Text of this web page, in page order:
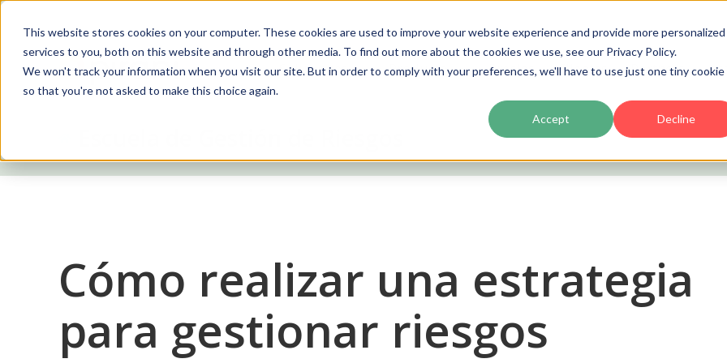
This website stores cookies on your computer. These cookies are used to improve your website experience and provide more personalized
services to you, both on this website and through other media. To find out more about the cookies we use, see our Privacy Policy.
We won't track your information when you visit our site. But in order to comply with your preferences, we'll have to use just one tiny cookie
so that you're not asked to make this choice again.
Accept Decline
Soluciones Producto Precios Clientes Partners
Cómo realizar una estrategia
para gestionar riesgos